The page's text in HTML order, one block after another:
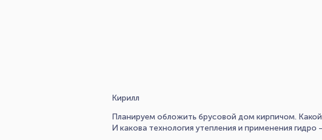
Кирилл
Планируем обложить брусовой дом кирпичом.
И какова технология утепления и применения гидро